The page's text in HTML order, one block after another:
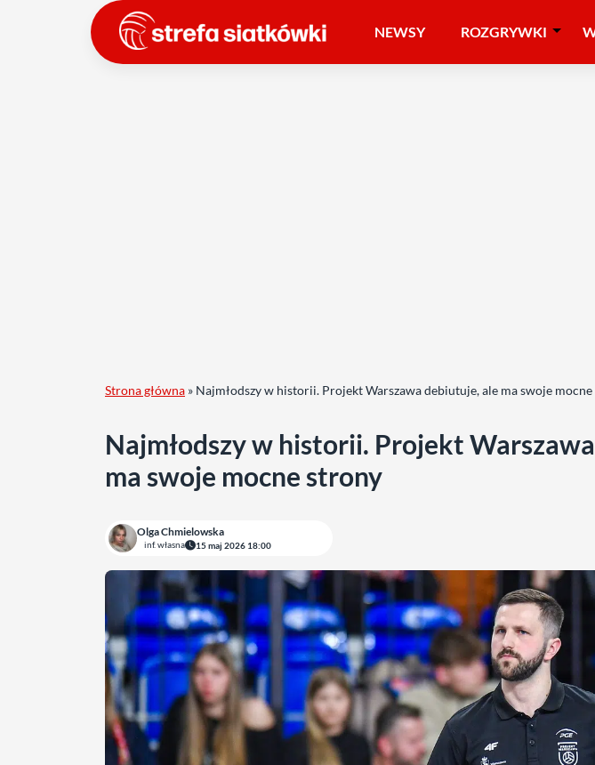
NEWSY ROZGRYWKI
Strona główna » Najmłodszy w historii. Projekt Warszawa debiutuje, ale ma swoje
Najmłodszy w historii. Projekt
ma swoje mocne strony
Olga Chmielowska
inf. własna 15 maj 2026 18:00